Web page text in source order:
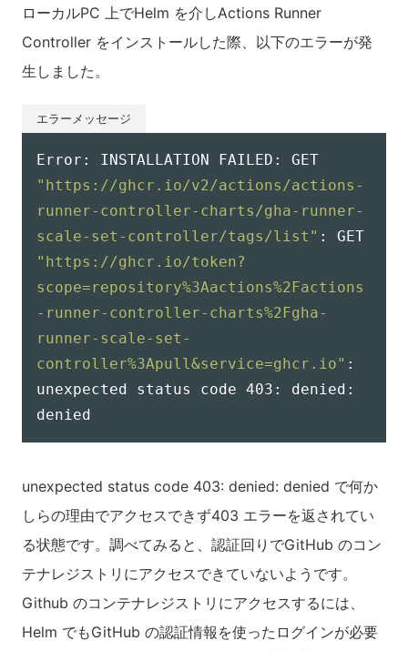
ローカルPC 上でHelm を介しActions Runner
Controller をインストールした際、以下のエラーが発
生しました。
"https://ghcr.io/v2/actions/actions-
runner-controller-charts/gha-runner-
scale-set-controller/tags/list"
"https://ghcr.io/token?
scope=repository%3Aactions%2Factions
-runner-controller-charts%2Fgha-
runner-scale-set-
controller%3Apull&service=ghcr.io" :
unexpected status code 403: denied:
unexpected status code 403: denied: denied で何か
しらの理由でアクセスできず403 エラーを返されてい
る状態です。調べてみると、認証回りでGitHub のコン
テナレジストリにアクセスできていないようです。
Github のコンテナレジストリにアクセスするには、
Helm でもGitHub の認証情報を使ったログインが必要